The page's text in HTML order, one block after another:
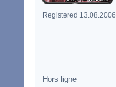
Registered 13.08.2006
Hors ligne